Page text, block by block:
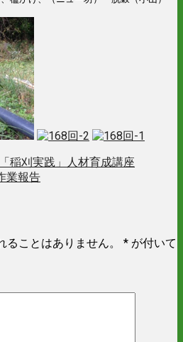
稲刈実践」人材育成講座
業報告
ことはありません。 * が付いて